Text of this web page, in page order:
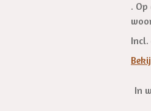
.
Incl.
In